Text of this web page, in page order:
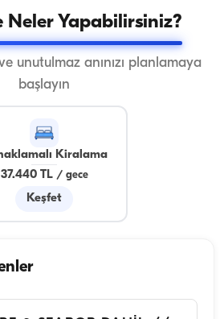
Neler Yapabilirsiniz?
unutulmaz anınızı planlamaya
başlayın
Kiralama
37.440 TL/ gece
Keşfet